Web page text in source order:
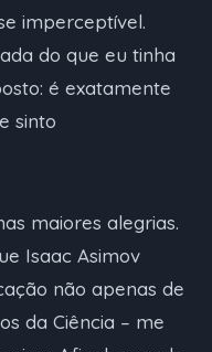
imperceptível.
do que eu tinha
é exatamente
sinto
maiores alegrias.
Isaac Asimov
não apenas de
da Ciência – me